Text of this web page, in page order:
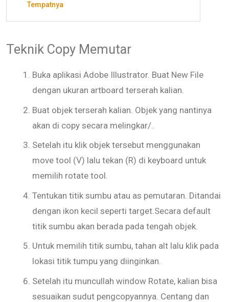
Tempatnya
Teknik Copy Memutar
Buka aplikasi Adobe Illustrator. Buat New File
dengan ukuran artboard terserah kalian.
Buat objek terserah kalian. Objek yang nantinya
akan di copy secara melingkar/.
Setelah itu klik objek tersebut menggunakan
move tool (V) lalu tekan (R) di keyboard untuk
memilih rotate tool.
Tentukan titik sumbu atau as pemutaran. Ditandai
dengan ikon kecil seperti target.Secara default
titik sumbu akan berada pada tengah objek.
Untuk memilih titik sumbu, tahan alt lalu klik pada
lokasi titik tumpu yang diinginkan.
Setelah itu muncullah window Rotate, kalian bisa
sesuaikan sudut pengcopyannya. Centang dan